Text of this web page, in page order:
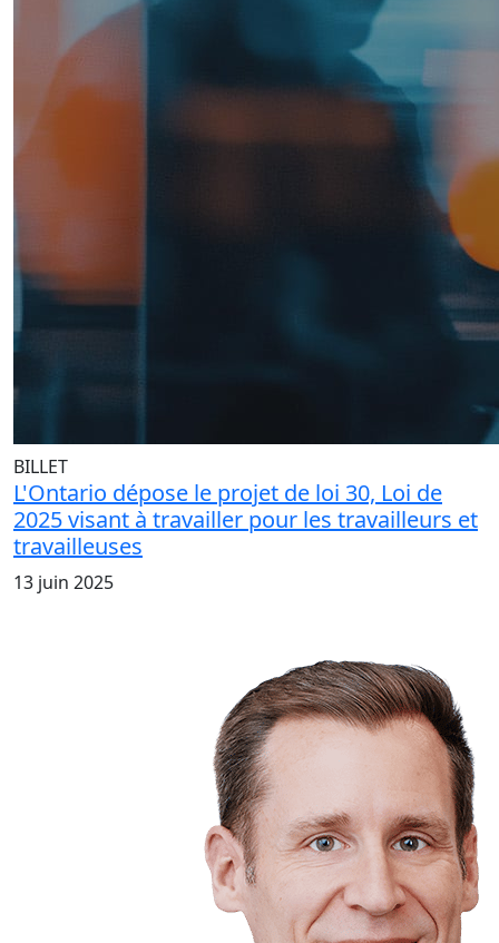
BILLET
L'Ontario dépose le projet de loi 30, Loi de
2025 visant à travailler pour les travailleurs et
travailleuses
13 juin 2025